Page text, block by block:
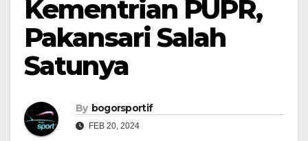
Kementrian PUPR,
Pakansari Salah
Satunya
By bogorsportif
FEB 20, 2024